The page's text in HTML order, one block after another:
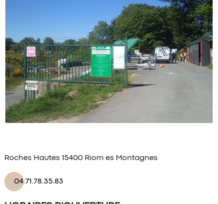
Roches Hautes 15400 Riom es Montagnes
04.71.78.35.83